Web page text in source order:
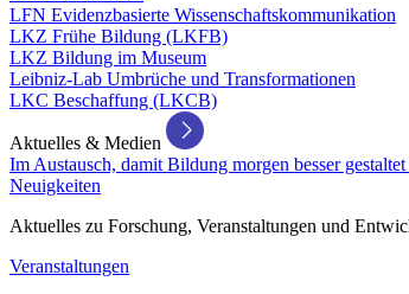
LFN Evidenzbasierte Wissenschaftskommunikation
LKZ Frühe Bildung (LKFB)
LKZ Bildung im Museum
Leibniz-Lab Umbrüche und Transformationen
LKC Beschaffung (LKCB)
Aktuelles & Medien
Im Austausch, damit Bildung morgen besser
Neuigkeiten
Aktuelles zu Forschung, Veranstaltungen und
Veranstaltungen